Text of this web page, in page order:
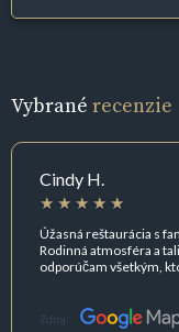
Vybrané recenzie
Cindy H.
Úžasná reštaurácia s
Rodinná atmosféra a
odporúčam všetkým,
Zdroj: